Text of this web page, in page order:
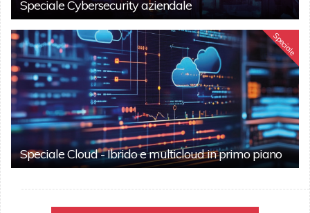
Speciale Cybersecurity aziendale
Speciale
Speciale Cloud - Ibrido e multicloud in primo piano